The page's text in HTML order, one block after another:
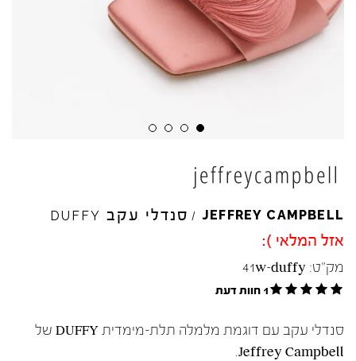
JEFFREY CAMPBELL
/ סנדלי עקב DUFFY
אזל המלאי ):
מק"ט: 41w-duffy
1 חוות דעת
סנדלי עקב עם דוגמת מלמלה תלת-מימדית DUFFY של
Jeffrey Campbell.